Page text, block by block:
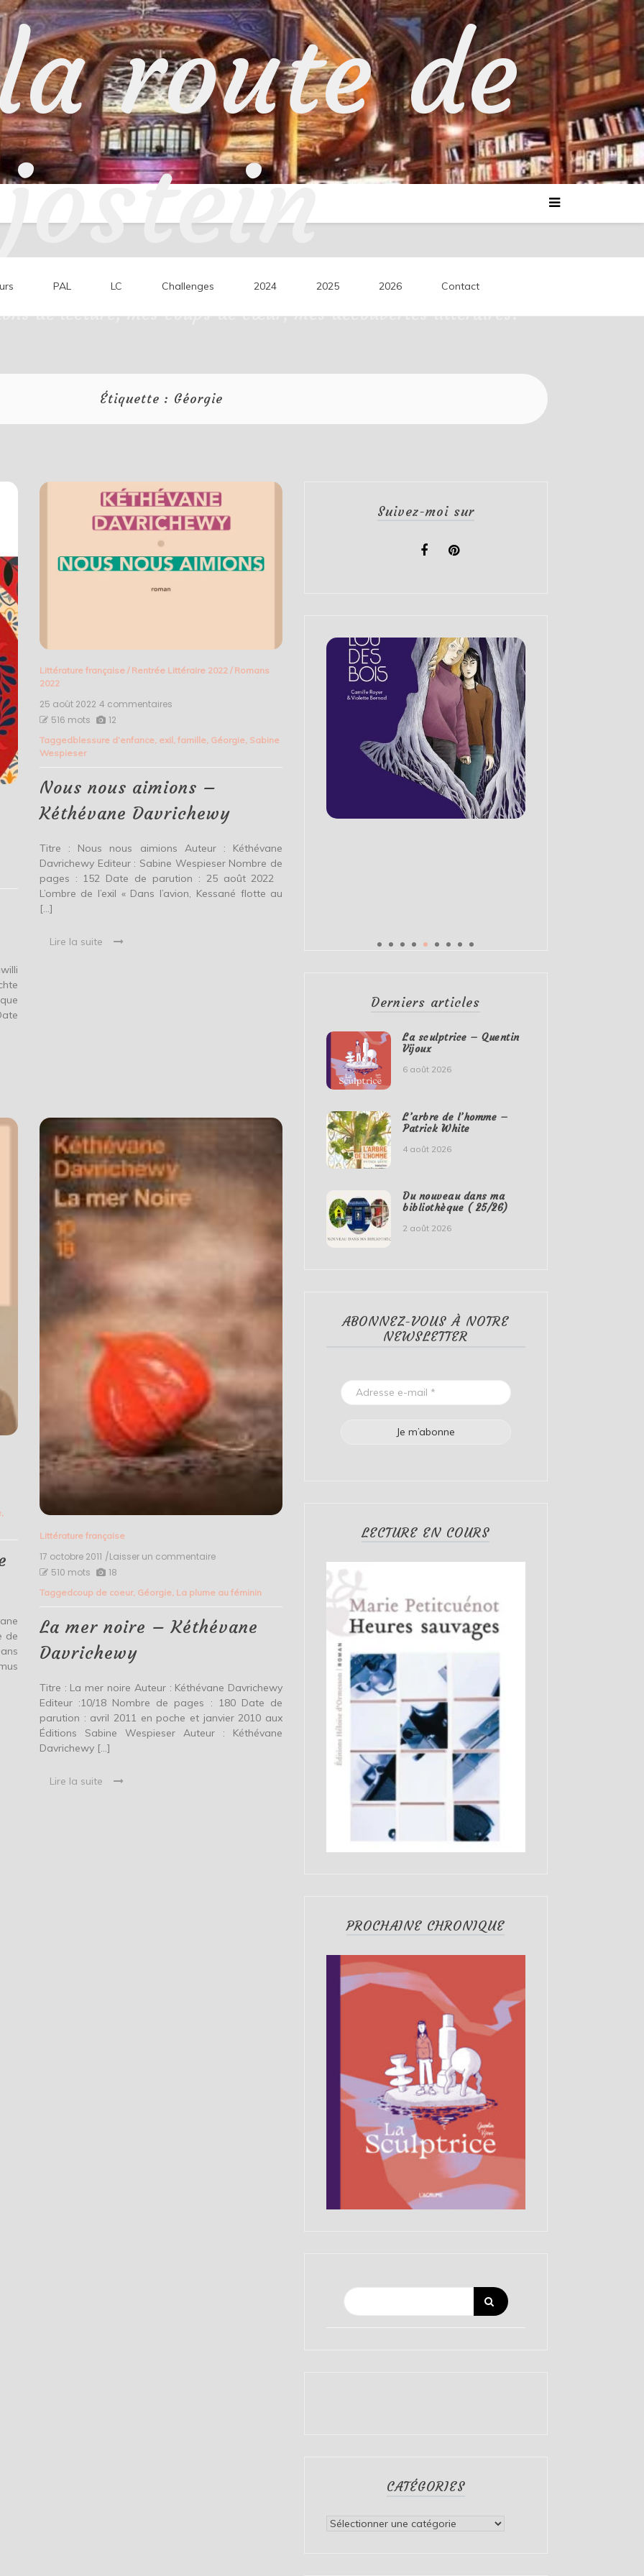
route de
jostein
de lecture, mes coups de cœur, mes découvertes littéraires.
PAL LC Challenges 2024 2025 2026 Contact
Étiquette : Géorgie
Littérature française/ Rentrée Littéraire 2022/ Romans
2022
25 août 2022 4 commentaires
aimions
516 mots 12
Taggedblessure d’enfance, exil famille, Géorgie, Sabine
Wespieser
Nous nous aimions –
Kéthévane Davrichewy
Titre : Nous nous aimions Auteur : Kéthévane
Davrichewy Editeur : Sabine Wespieser Nombre de
pages : 152 Date de parution : 25 août 2022
L’ombre de l’exil « Dans l’avion, Kessané flotte au
[…]
Lire la suite
de
Littérature française
17 octobre 2011 /Laisser un commentaireon
noire
Kéthévane
Davrichewy
510 mots 18
Taggedcoup de coeur, Géorgie, La plume au féminin
La mer noire – Kéthévane
Davrichewy
Titre : La mer noire Auteur : Kéthévane Davrichewy
Editeur :10/18 Nombre de pages : 180 Date de
parution : avril 2011 en poche et janvier 2010 aux
Éditions Sabine Wespieser Auteur : Kéthévane
Davrichewy […]
Lire la suite
Suivez-moi sur
Derniers articles
La sculptrice – Quentin
Vijoux
6 août 2026
L’arbre de l’homme –
Patrick White
4 août 2026
Du nouveau dans ma
bibliothèque ( 25/26)
2 août 2026
ABONNEZ-VOUS À NOTRE
NEWSLETTER
LECTURE EN COURS
PROCHAINE CHRONIQUE
CATÉGORIES
Catégories